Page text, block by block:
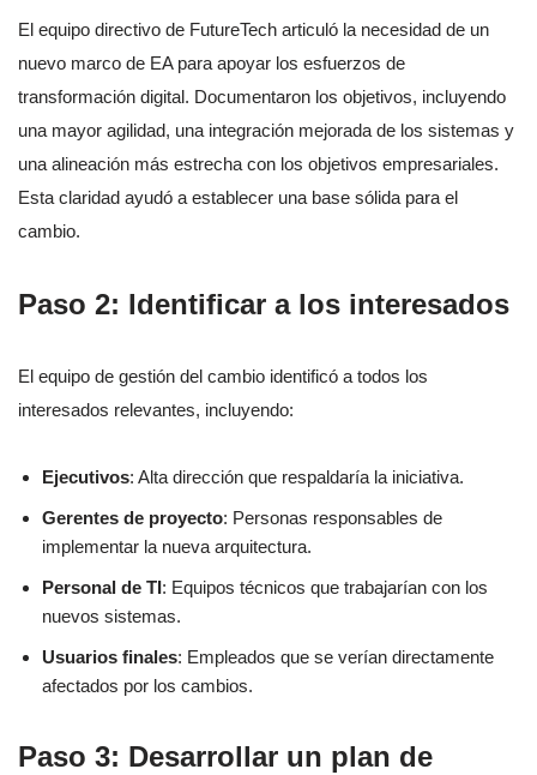
El equipo directivo de FutureTech articuló la necesidad de un
nuevo marco de EA para apoyar los esfuerzos de
transformación digital. Documentaron los objetivos, incluyendo
una mayor agilidad, una integración mejorada de los sistemas y
una alineación más estrecha con los objetivos empresariales.
Esta claridad ayudó a establecer una base sólida para el
cambio.
Paso 2: Identificar a los interesados
El equipo de gestión del cambio identificó a todos los
interesados relevantes, incluyendo:
Ejecutivos: Alta dirección que respaldaría la iniciativa.
Gerentes de proyecto: Personas responsables de
implementar la nueva arquitectura.
Personal de TI: Equipos técnicos que trabajarían con los
nuevos sistemas.
Usuarios finales: Empleados que se verían directamente
afectados por los cambios.
Paso 3: Desarrollar un plan de